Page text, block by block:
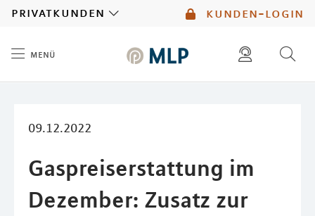
kunden-login
privatkunden
menü
09.12.2022
Gaspreiserstattung im
Dezember: Zusatz zur